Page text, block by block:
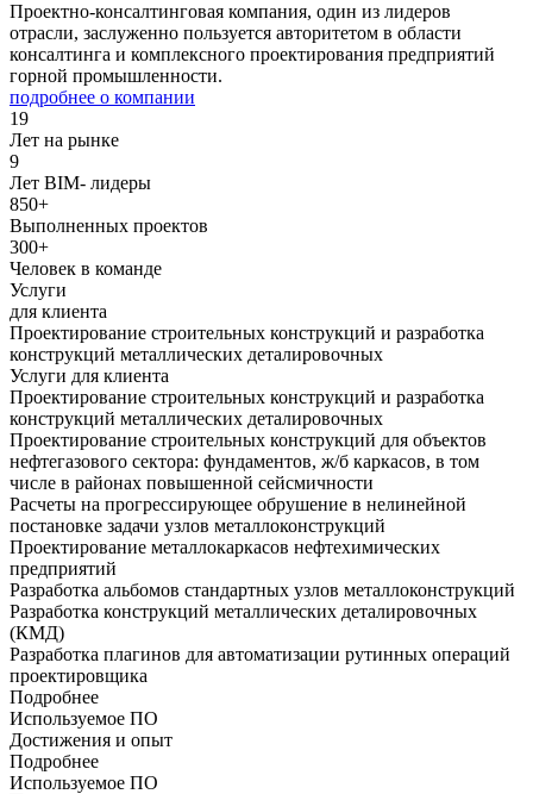
Проектно-консалтинговая компания, один из лидеров
отрасли, заслуженно пользуется авторитетом в области
консалтинга и комплексного проектирования предприятий
горной промышленности.
подробнее о компании
19
Лет на рынке
9
Лет BIM- лидеры
850+
Выполненных проектов
300+
Человек в команде
Услуги
для клиента
Проектирование строительных конструкций и разработка
конструкций металлических деталировочных
Услуги для клиента
Проектирование строительных конструкций и разработка
конструкций металлических деталировочных
Проектирование строительных конструкций для объектов
нефтегазового сектора: фундаментов, ж/б каркасов, в том
числе в районах повышенной сейсмичности
Расчеты на прогрессирующее обрушение в нелинейной
постановке задачи узлов металлоконструкций
Проектирование металлокаркасов нефтехимических
предприятий
Разработка альбомов стандартных узлов металлоконструкций
Разработка конструкций металлических деталировочных
(КМД)
Разработка плагинов для автоматизации рутинных операций
проектировщика
Подробнее
Используемое ПО
Достижения и опыт
Подробнее
Используемое ПО